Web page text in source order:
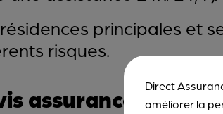
principales et
risques.
assurance Direct
améliorer la